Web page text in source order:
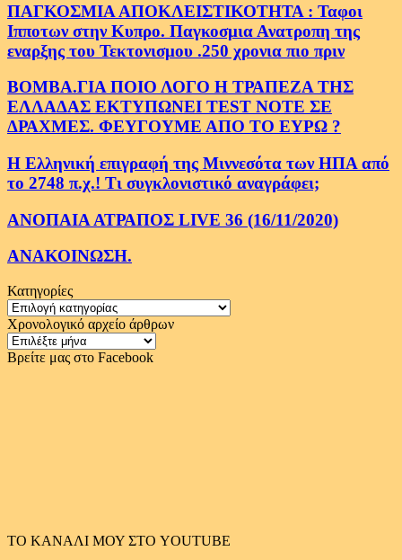
ΠΑΓΚΟΣΜΙΑ ΑΠΟΚΛΕΙΣΤΙΚΟΤΗΤΑ : Ταφοι
Ιπποτων στην Κυπρο. Παγκοσμια Ανατροπη της
εναρξης του Τεκτονισμου .250 χρονια πιο πριν
ΒΟΜΒΑ.ΓΙΑ ΠΟΙΟ ΛΟΓΟ Η ΤΡΑΠΕΖΑ ΤΗΣ
ΕΛΛΑΔΑΣ ΕΚΤΥΠΩΝΕΙ TEST NOTE ΣΕ
ΔΡΑΧΜΕΣ. ΦΕΥΓΟΥΜΕ ΑΠΟ ΤΟ ΕΥΡΩ ?
Η Ελληνική επιγραφή της Μιννεσότα των ΗΠΑ από
το 2748 π.χ.! Τι συγκλονιστικό αναγράφει;
ΑΝΟΠΑΙΑ ΑΤΡΑΠΟΣ LIVE 36 (16/11/2020)
ΑΝΑΚΟΙΝΩΣΗ.
Κατηγορίες
Κατηγορίες
Χρονολογικό αρχείο άρθρων
Χρονολογικό
αρχείο
Βρείτε μας στο Facebook
ΤΟ ΚΑΝΑΛΙ ΜΟΥ ΣΤΟ YOUTUBE